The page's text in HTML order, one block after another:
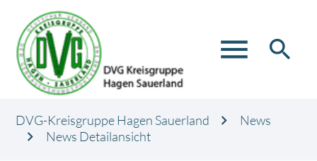
menu search
DVG-Kreisgruppe Hagen Sauerland
News
News Detailansicht